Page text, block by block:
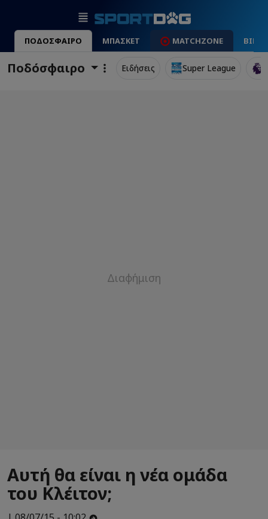
ΠΟΔΟΣΦΑΙΡΟ ΜΠΑΣΚΕΤ MATCHZONE
Ποδόσφαιρο Ειδήσεις Super League
Αυτή θα είναι η νέα ομάδα
του Κλέιτον;